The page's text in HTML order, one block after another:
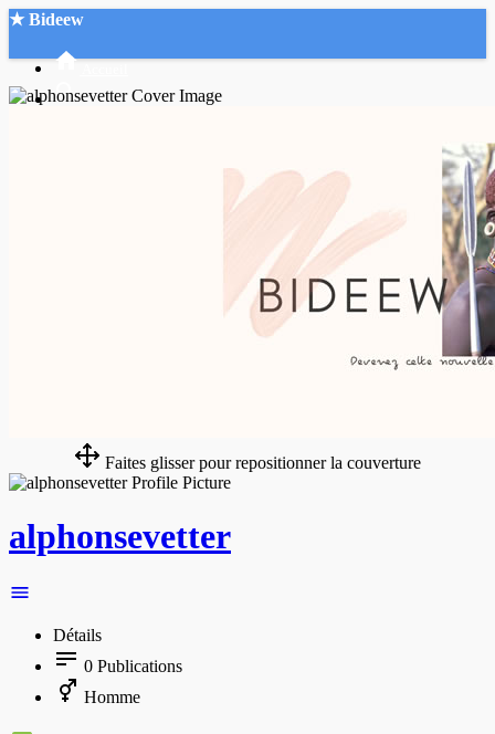
★ Bideew
Faites glisser pour repositionner la couverture
alphonsevetter
Détails
0 Publications
Homme